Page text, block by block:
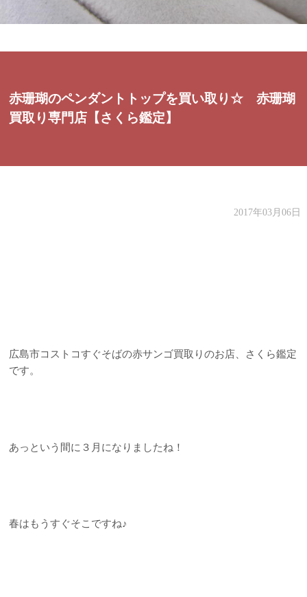
赤珊瑚のペンダントトップを買い取り☆ 赤珊瑚
買取り専門店【さくら鑑定】
2017年03月06日
広島市コストコすぐそばの赤サンゴ買取りのお店、さくら鑑定
です。
あっという間に３月になりましたね！
春はもうすぐそこですね♪